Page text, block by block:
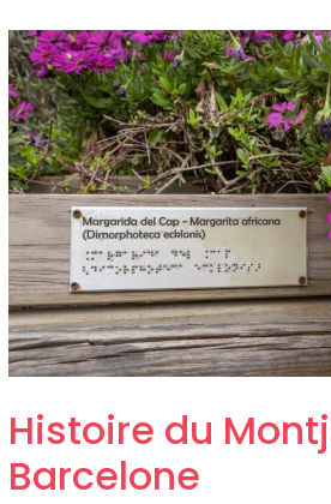
Histoire du
Barcelone